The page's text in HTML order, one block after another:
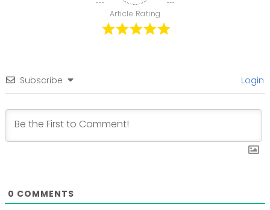
Article Rating
Subscribe Login
0 COMMENTS